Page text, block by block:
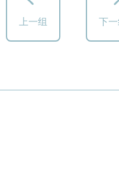
上一组 下